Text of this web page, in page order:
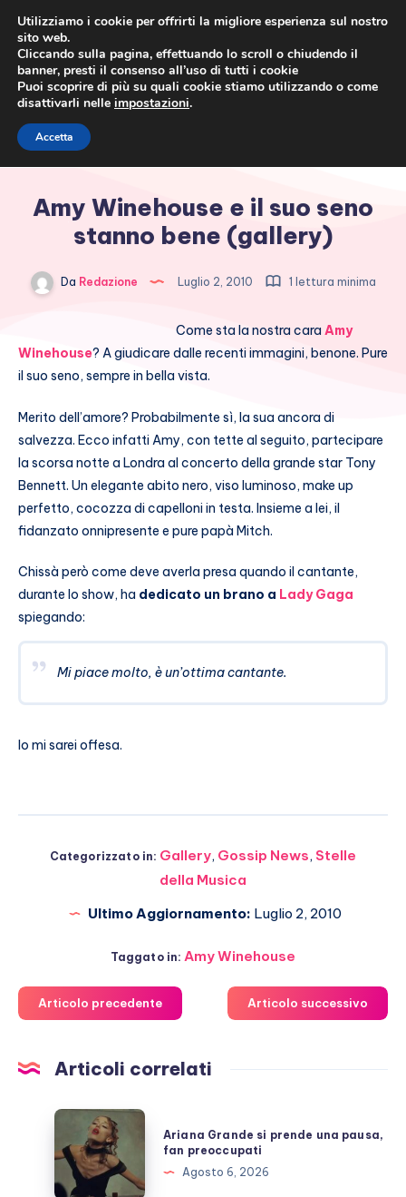
Amy Winehouse e il suo seno
stanno bene (gallery)
Da Redazione Luglio 2, 2010 1 lettura minima
Come sta la nostra cara Amy
Winehouse? A giudicare dalle recenti immagini, benone. Pure
il suo seno, sempre in bella vista.
Merito dell’amore? Probabilmente sì, la sua ancora di
salvezza. Ecco infatti Amy, con tette al seguito, partecipare
la scorsa notte a Londra al concerto della grande star Tony
Bennett. Un elegante abito nero, viso luminoso, make up
perfetto, cocozza di capelloni in testa. Insieme a lei, il
fidanzato onnipresente e pure papà Mitch.
Chissà però come deve averla presa quando il cantante,
durante lo show, ha dedicato un brano a Lady Gaga
spiegando:
Mi piace molto, è un’ottima cantante.
Io mi sarei offesa.
Categorizzato in: Gallery, Gossip News, Stelle
della Musica
Ultimo Aggiornamento: Luglio 2, 2010
Taggato in: Amy Winehouse
Articolo precedente Articolo successivo
Articoli correlati
Ariana
Grande
si
prende
Ariana Grande si prende una pausa,
fan preoccupati
Agosto 6, 2026
Utilizziamo i cookie per offrirti la migliore esperienza sul nostro
sito web.
Cliccando sulla pagina, effettuando lo scroll o chiudendo il
banner, presti il consenso all’uso di tutti i cookie
Puoi scoprire di più su quali cookie stiamo utilizzando o come
disattivarli nelle impostazioni.
Accetta